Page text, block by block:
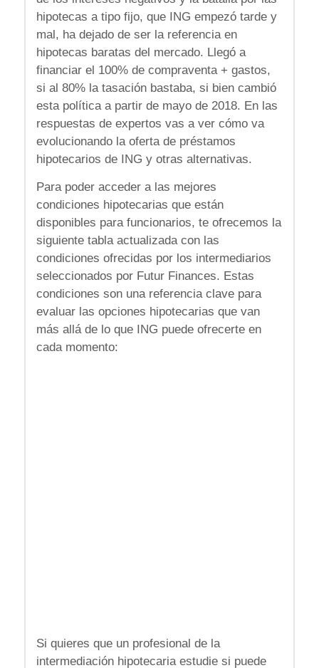
hipotecas a tipo fijo, que ING empezó tarde y
mal, ha dejado de ser la referencia en
hipotecas baratas del mercado. Llegó a
financiar el 100% de compraventa + gastos,
si al 80% la tasación bastaba, si bien cambió
esta política a partir de mayo de 2018. En las
respuestas de expertos vas a ver cómo va
evolucionando la oferta de préstamos
hipotecarios de ING y otras alternativas.
Para poder acceder a las mejores
condiciones hipotecarias que están
disponibles para funcionarios, te ofrecemos la
siguiente tabla actualizada con las
condiciones ofrecidas por los intermediarios
seleccionados por Futur Finances. Estas
condiciones son una referencia clave para
evaluar las opciones hipotecarias que van
más allá de lo que ING puede ofrecerte en
cada momento:
Si quieres que un profesional de la
intermediación hipotecaria estudie si puede